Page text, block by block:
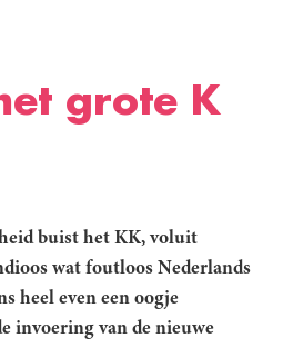
grote K
buist het KK, voluit
wat foutloos Nederlands
heel even een oogje
invoering van de nieuwe